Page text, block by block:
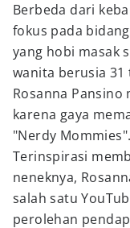
Berbeda dari
fokus pada
yang hobi masak
wanita berusia
Rosanna Pansino
karena gaya
"Nerdy Mommies".
Terinspirasi
neneknya,
salah satu
perolehan